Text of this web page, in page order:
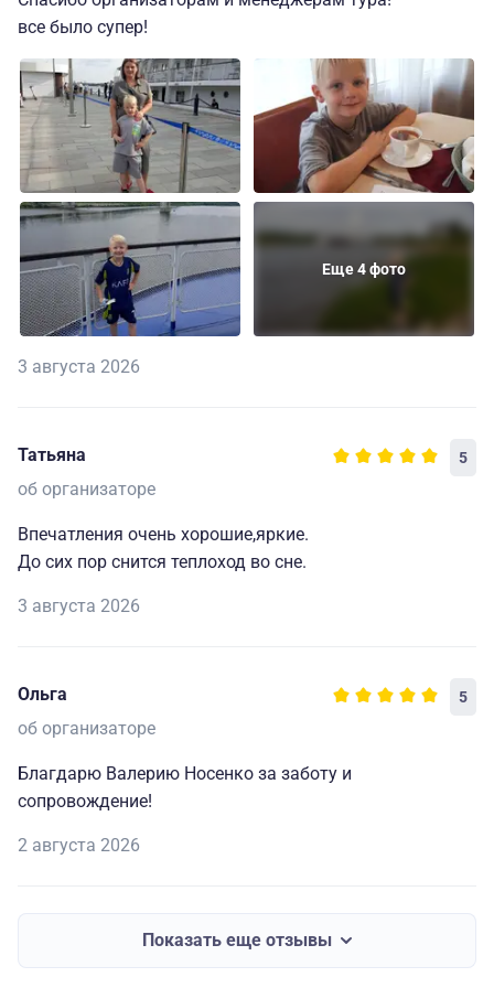
все было супер!
Еще 4 фото
3 августа 2026
Татьяна 5
об организаторе
Впечатления очень хорошие,яркие.
До сих пор снится теплоход во сне.
3 августа 2026
Ольга 5
об организаторе
Благдарю Валерию Носенко за заботу и
сопровождение!
2 августа 2026
Показать еще отзывы